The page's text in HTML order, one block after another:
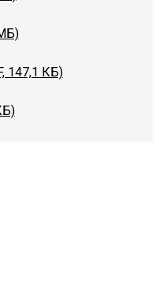
147,1 КБ)